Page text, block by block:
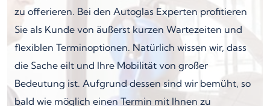
zu offerieren. Bei den Autoglas Experten profitieren
Sie als Kunde von äußerst kurzen Wartezeiten und
flexiblen Terminoptionen. Natürlich wissen wir, dass
die Sache eilt und Ihre Mobilität von großer
Bedeutung ist. Aufgrund dessen sind wir bemüht, so
bald wie möglich einen Termin mit Ihnen zu